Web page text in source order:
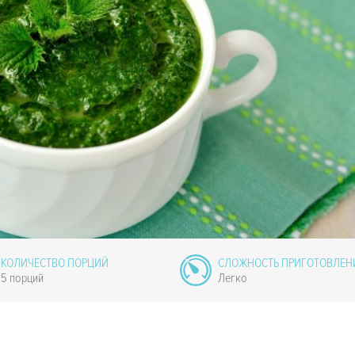
КОЛИЧЕСТВО ПОРЦИЙ
5 порций
СЛОЖНОСТЬ
Легко